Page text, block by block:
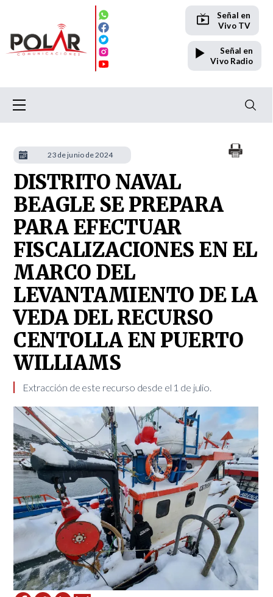
Señal en
Vivo TV
Señal en
Vivo Radio
DISTRITO NAVAL
BEAGLE SE PREPARA
PARA EFECTUAR
FISCALIZACIONES EN EL
MARCO DEL
LEVANTAMIENTO DE LA
VEDA DEL RECURSO
CENTOLLA EN PUERTO
WILLIAMS
​ ​ Extracción de este recurso desde el 1 de julio. ​
23 de junio de 2024